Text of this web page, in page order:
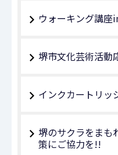
ウォーキング講座
堺市文化芸術活動
インクカートリッ
堺のサクラをまも
策にご協力を!!